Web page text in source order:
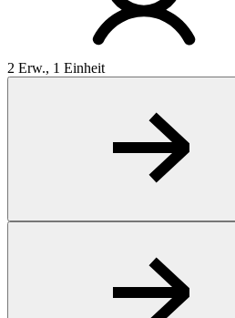
2 Erw., 1 Einheit